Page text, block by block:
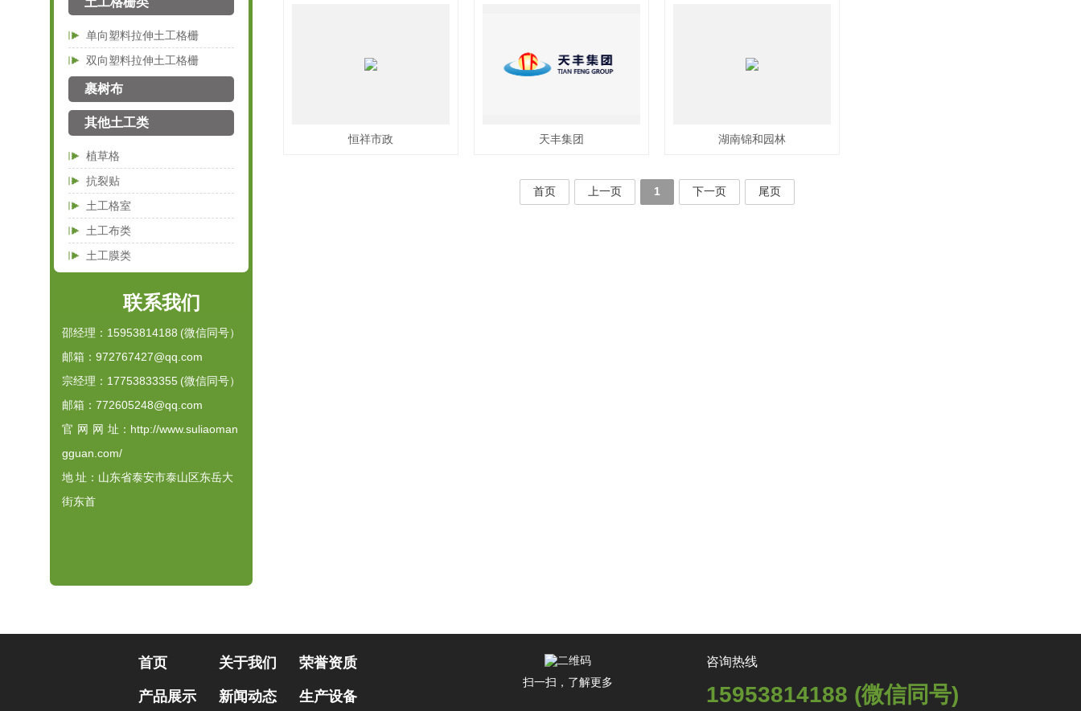
单向塑料拉伸土工格栅
双向塑料拉伸土工格栅
裹树布
其他土工类
植草格
抗裂贴
土工格室
土工布类
土工膜类
联系我们
邵经理：15953814188 (微信同号）
邮箱：972767427@qq.com
宗经理：17753833355 (微信同号）
邮箱：772605248@qq.com
官 网 网 址： http://www.suliaoman
gguan.com/
地 址：山东省泰安市泰山区东岳大
街东首
恒祥市政 天丰集团 湖南锦和园林
首页 上一页 1 下一页 尾页
首页 关于我们 荣誉资质
产品展示 新闻动态 生产设备
扫一扫，了解更多
咨询热线
15953814188 (微信同号)